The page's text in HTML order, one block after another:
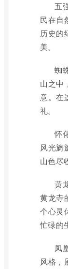
五
民在自
历史的
美。
蜘
山之中
意。在
礼。
怀
风光旖
山色尽
黄
黄龙寺
个心灵
忙碌的
凤
风格，